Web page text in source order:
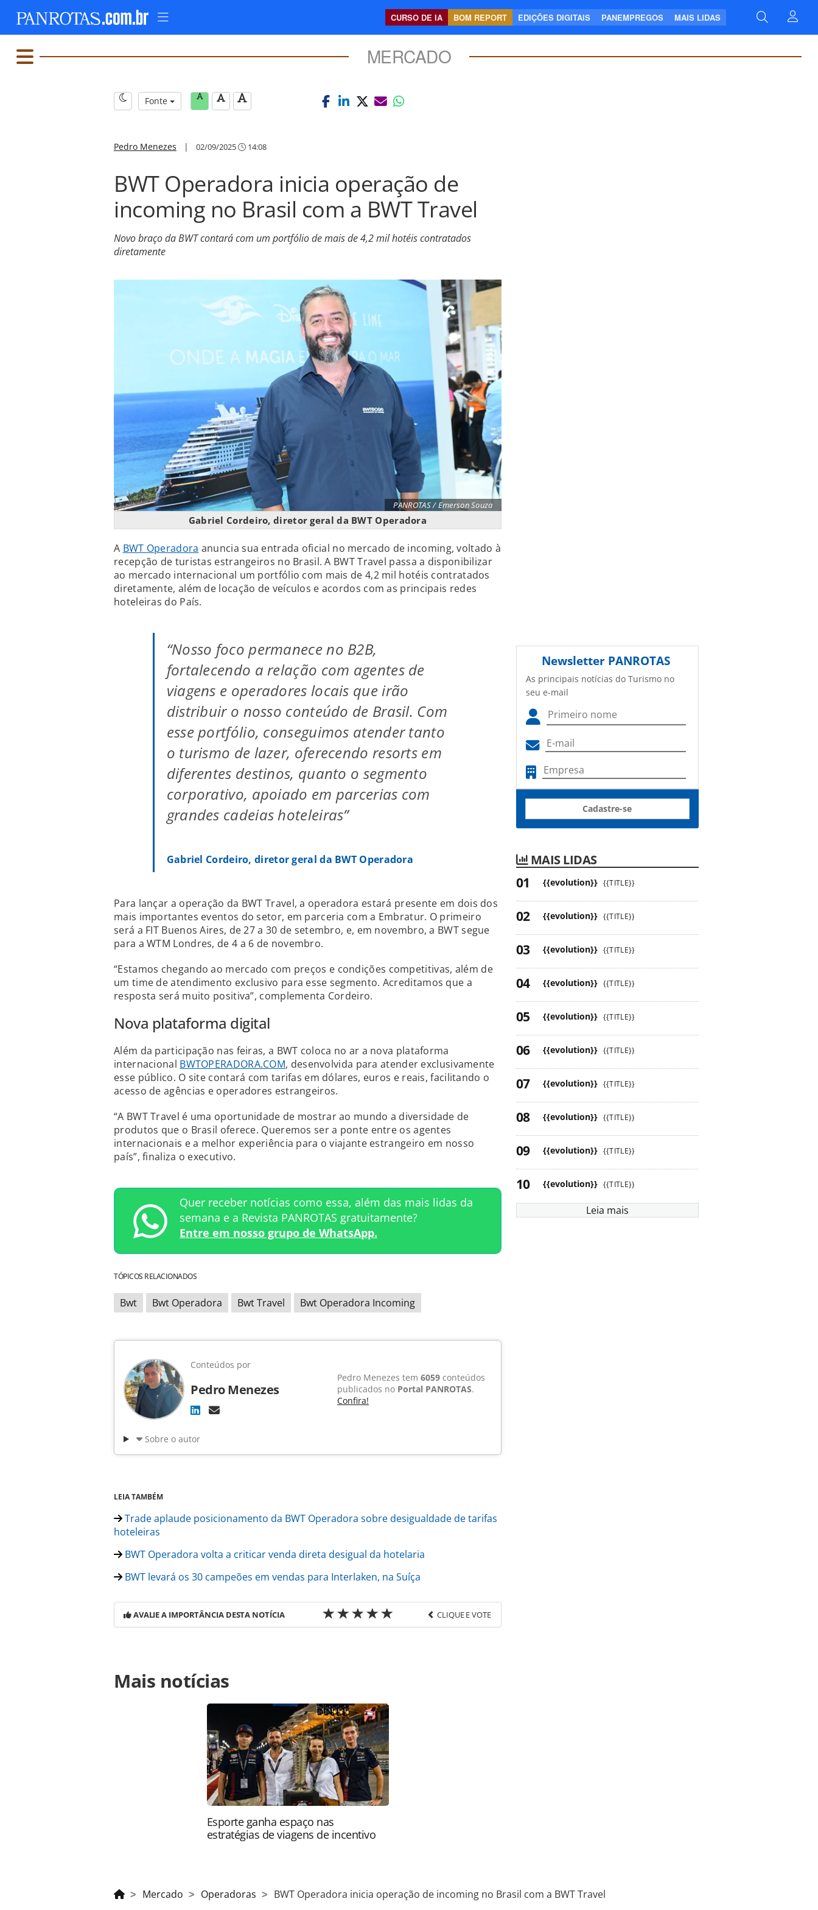
CURSO DE IA BOM REPORT EDIÇÕES DIGITAIS PANEMPREGOS MAIS LIDAS
MERCADO
Fonte
Pedro Menezes | 02/09/2025 14:08
BWT Operadora inicia operação de
incoming no Brasil com a BWT Travel
Novo braço da BWT contará com um portfólio de mais de 4,2 mil hotéis contratados
diretamente
PANROTAS / Emerson Souza
Gabriel Cordeiro, diretor geral da BWT Operadora
A BWT Operadora anuncia sua entrada oficial no mercado de incoming, voltado à
recepção de turistas estrangeiros no Brasil. A BWT Travel passa a disponibilizar
ao mercado internacional um portfólio com mais de 4,2 mil hotéis contratados
diretamente, além de locação de veículos e acordos com as principais redes
hoteleiras do País.
“Nosso foco permanece no B2B,
fortalecendo a relação com agentes de
viagens e operadores locais que irão
distribuir o nosso conteúdo de Brasil. Com
esse portfólio, conseguimos atender tanto
o turismo de lazer, oferecendo resorts em
diferentes destinos, quanto o segmento
corporativo, apoiado em parcerias com
grandes cadeias hoteleiras”
Gabriel Cordeiro, diretor geral da BWT Operadora
Para lançar a operação da BWT Travel, a operadora estará presente em dois dos
mais importantes eventos do setor, em parceria com a Embratur. O primeiro
será a FIT Buenos Aires, de 27 a 30 de setembro, e, em novembro, a BWT segue
para a WTM Londres, de 4 a 6 de novembro.
“Estamos chegando ao mercado com preços e condições competitivas, além de
um time de atendimento exclusivo para esse segmento. Acreditamos que a
resposta será muito positiva”, complementa Cordeiro.
Nova plataforma digital
Além da participação nas feiras, a BWT coloca no ar a nova plataforma
internacional BWTOPERADORA.COM, desenvolvida para atender exclusivamente
esse público. O site contará com tarifas em dólares, euros e reais, facilitando o
acesso de agências e operadores estrangeiros.
“A BWT Travel é uma oportunidade de mostrar ao mundo a diversidade de
produtos que o Brasil oferece. Queremos ser a ponte entre os agentes
internacionais e a melhor experiência para o viajante estrangeiro em nosso
país”, finaliza o executivo.
Quer receber notícias como essa, além das mais lidas da
semana e a Revista PANROTAS gratuitamente?
Entre em nosso grupo de WhatsApp.
TÓPICOS RELACIONADOS
Bwt Bwt Operadora Bwt Travel Bwt Operadora Incoming
Conteúdos por
Pedro Menezes
Pedro Menezes tem 6059 conteúdos
publicados no Portal PANROTAS.
Confira!
Sobre o autor
LEIA TAMBÉM
Trade aplaude posicionamento da BWT Operadora sobre desigualdade de tarifas
hoteleiras
BWT Operadora volta a criticar venda direta desigual da hotelaria
BWT levará os 30 campeões em vendas para Interlaken, na Suíça
AVALIE A IMPORTÂNCIA DESTA NOTÍCIA CLIQUE E VOTE
https://www.panrotas.com.br/mercado/operadoras/2025/09/bwt-operadora-inicia-
operacao-de-incoming-no-brasil-com-a-bwt-travel_220997.html ou as ferramentas
oferecidas na página. Todo o conteúdo produzido pela PANROTAS Editora é protegido
pela legislação brasileira sobre direito autoral. Não reproduza o conteúdo sem
autorização da PANROTAS Editora (copyright@panrotas.com.br).
Mais notícias
Esporte ganha espaço nas
estratégias de viagens de incentivo
Newsletter PANROTAS
As principais notícias do Turismo no
seu e-mail
Cadastre-se
MAIS LIDAS
{{evolution}} {{TITLE}}
{{evolution}} {{TITLE}}
{{evolution}} {{TITLE}}
{{evolution}} {{TITLE}}
{{evolution}} {{TITLE}}
{{evolution}} {{TITLE}}
{{evolution}} {{TITLE}}
{{evolution}} {{TITLE}}
{{evolution}} {{TITLE}}
{{evolution}} {{TITLE}}
Leia mais
Mercado Operadoras BWT Operadora inicia operação de incoming no Brasil com a BWT Travel